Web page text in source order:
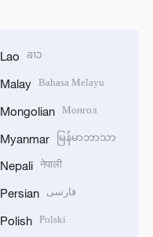
Lao ລາວ
Malay Bahasa Melayu
Mongolian Монгол
Myanmar မြန်မာဘာသာ
Nepali नेपाली
Persian فارسی
Polish Polski